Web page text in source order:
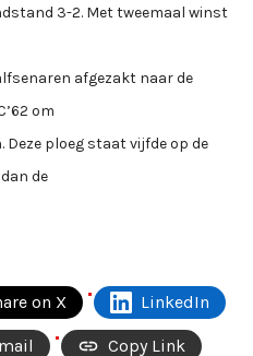
3-2. Met tweemaal winst
afgezakt naar de
om
Deze ploeg staat vijfde op de
de
on X LinkedIn
Copy Link